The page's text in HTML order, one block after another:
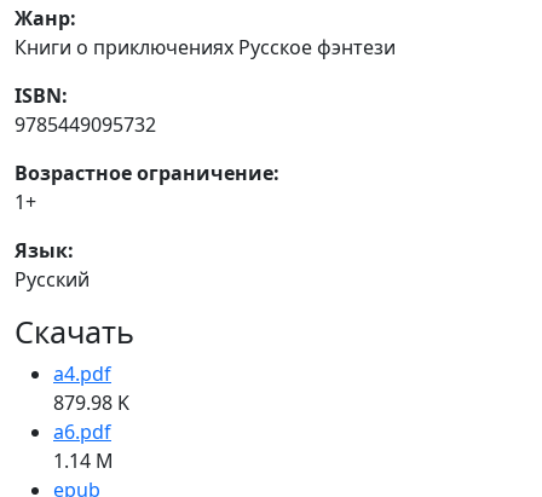
Жанр:
Книги о приключениях Русское фэнтези
ISBN:
9785449095732
Возрастное ограничение:
1+
Язык:
Русский
Скачать
a4.pdf
879.98 K
a6.pdf
1.14 M
epub